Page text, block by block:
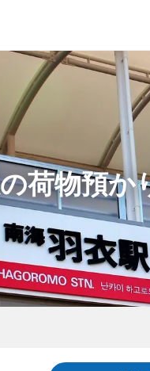
荷物預